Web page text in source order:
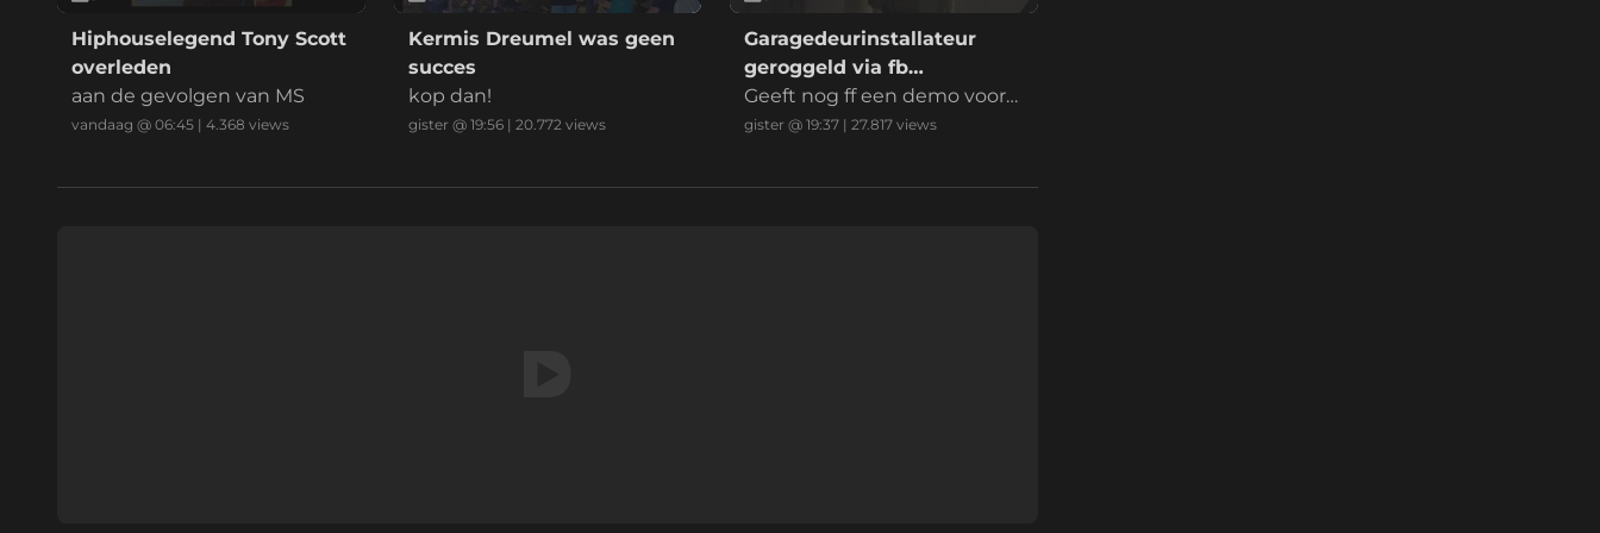
Hiphouselegend Tony Scott
overleden
aan de gevolgen van MS
vandaag @ 06:45 | 4.368 views
Kermis Dreumel was geen
succes
kop dan!
gister @ 19:56| 20.772views
Garagedeurinstallateur
geroggeld via fb
marktplaats
Geeft nog ff een demo voord
at ik betaal
gister @ 19:37 |27.817 views